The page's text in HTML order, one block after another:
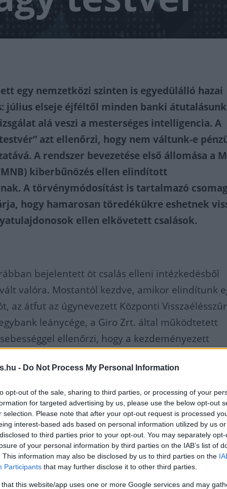
- Do Not Process My Personal Information
opt-out of the sale, sharing to third parties, or processing of your
for targeted advertising by us, please use the below opt-out
selection. Please note that after your opt-out request is processed
interest-based ads based on personal information utilized by us
to third parties prior to your opt-out. You may separately
of your personal information by third parties on the IAB’s list of
This information may also be disclosed by us to third parties on the
Participants that may further disclose it to other third parties.
that this website/app uses one or more Google services and may
egy nemzetközi szinten is egyedülálló hazai
július elseje éjféltől minden banki
alá veszi a mesterséges intelligencia. A
azt ellenőrzi, hogy nem váltunk-e
A rendszer bevezetése első állomása a
kiberbűnözés ellen elindított
A törvénymódosítást is tartalmazó
hogy hamarosan töredékükre eshetnek
ellen elkövetett csalások.
bejelentett öt csalás elleni intézkedésből
valóra. Mostantól kezdve, amikor elindítunk
az átfut az úgynevezett Központi
leánycége, a Giro Zrt. által működtetett
ellenőrzi, hogy a kezdeményezett
és ennek alapján pontozza – egy és tíz között
mértékét. Erről értesítést küld a
ahol
visszaélésszűrő rendszer
születik meg a
arról, hogy teljesítsék-e az